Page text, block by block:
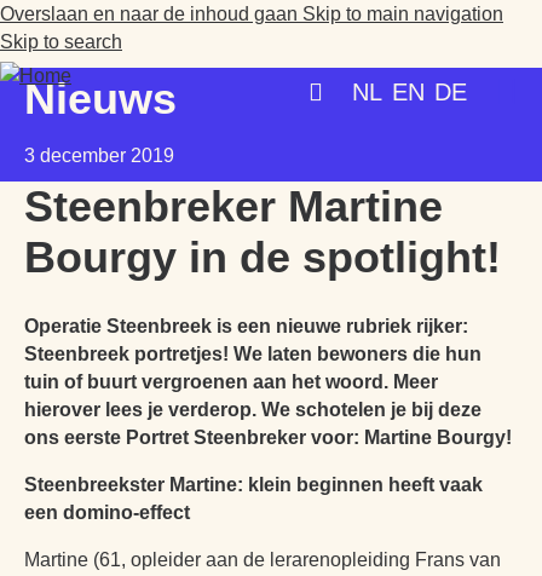
Overslaan en naar de inhoud gaan Skip to main navigation
Skip to search
NL EN DE
TICKETS
OPENINGSTIJDEN
ENTREEPRIJZEN
TOEGANKELIJKHEID
AGENDA
MISSIE EN VISIE
ORGANISATIE
GROENMAKERS
KOOP TICKETS
Nieuws
3 december 2019
Steenbreker Martine
Bourgy in de spotlight!
Operatie Steenbreek is een nieuwe rubriek rijker:
Steenbreek portretjes! We laten bewoners die hun
tuin of buurt vergroenen aan het woord. Meer
hierover lees je verderop. We schotelen je bij deze
ons eerste Portret Steenbreker voor: Martine Bourgy!
Steenbreekster Martine: klein beginnen heeft vaak
een domino-effect
Martine (61, opleider aan de lerarenopleiding Frans van